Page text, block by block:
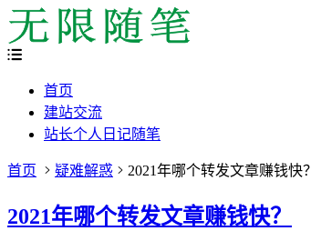
首页
建站交流
站长个人日记随笔
首页 疑难解惑 2021年哪个转发文章赚钱快？
2021年哪个转发文章赚钱快？